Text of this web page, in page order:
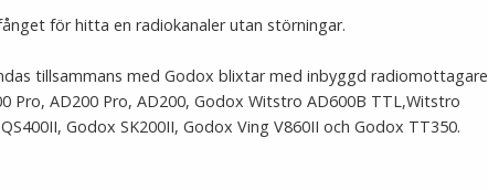
för hitta en radiokanaler utan störningar.
tillsammans med Godox blixtar med inbyggd radiomottagare
Pro, AD200 Pro, AD200, Godox Witstro AD600B TTL,Witstro
Godox SK200II, Godox Ving V860II och Godox TT350.